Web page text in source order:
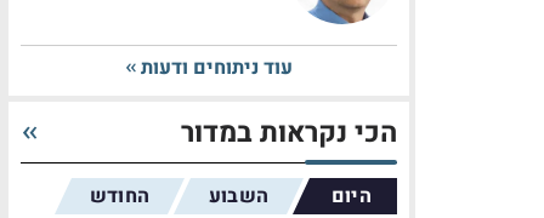
עוד ניתוחים ודעות
הכי נקראות במדור
היום השבוע החודש